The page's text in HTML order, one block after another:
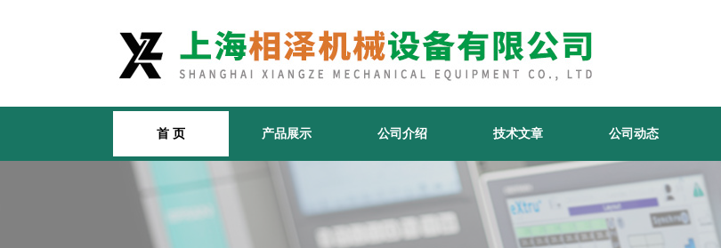
首 页 产品展示 公司介绍 技术文章 公司动态